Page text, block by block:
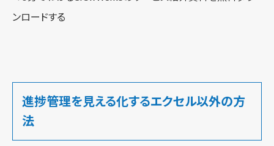
ンロードする
進捗管理を見える化するエクセル以外の方
法